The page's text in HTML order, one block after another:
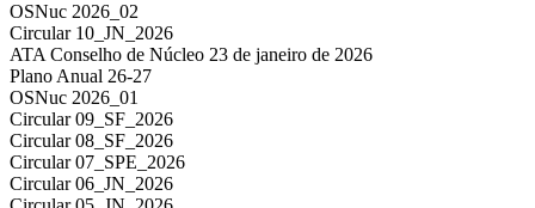
OSNuc 2026_02
Circular 10_JN_2026
ATA Conselho de Núcleo 23 de janeiro de 2026
Plano Anual 26-27
OSNuc 2026_01
Circular 09_SF_2026
Circular 08_SF_2026
Circular 07_SPE_2026
Circular 06_JN_2026